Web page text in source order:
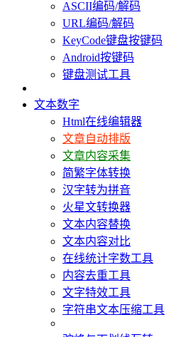
ASCII编码/解码
URL编码/解码
KeyCode键盘按键码
Android按键码
键盘测试工具
文本数字
Html在线编辑器
文章自动排版
文章内容采集
简繁字体转换
汉字转为拼音
火星文转换器
文本内容替换
文本内容对比
在线统计字数工具
内容去重工具
文字特效工具
字符串文本压缩工具